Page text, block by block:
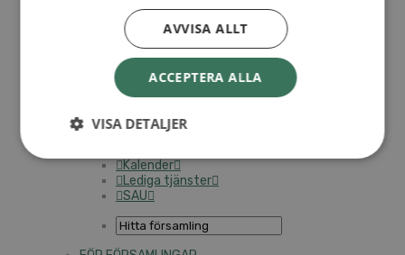
Redovisning och lönehantering
Kyrkoavgiften
LOGGA IN
Personalförsäkringar
SAMP – personalförbundet
Kalender
Lediga tjänster
SAU
ACCEPTERA ALLA
AVVISA ALLT
VISA DETALJER